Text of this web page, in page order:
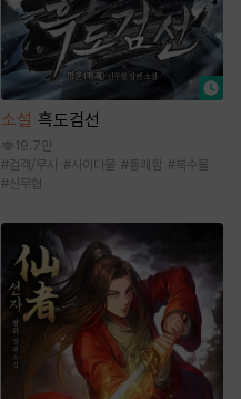
소설 흑도검선
19.7만
#검객/무사 #사이다물 #통쾌함 #복수물
#신무협